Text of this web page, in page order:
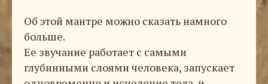
Об этой мантре можно сказать намного
больше.
Ее звучание работает с самыми
глубинными слоями человека, запускает